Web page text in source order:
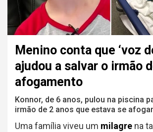
Menino conta que ‘voz
ajudou a salvar o irmão
afogamento
Konnor, de 6 anos, pulou na piscina
irmão de 2 anos que estava se
Uma família viveu um milagre na